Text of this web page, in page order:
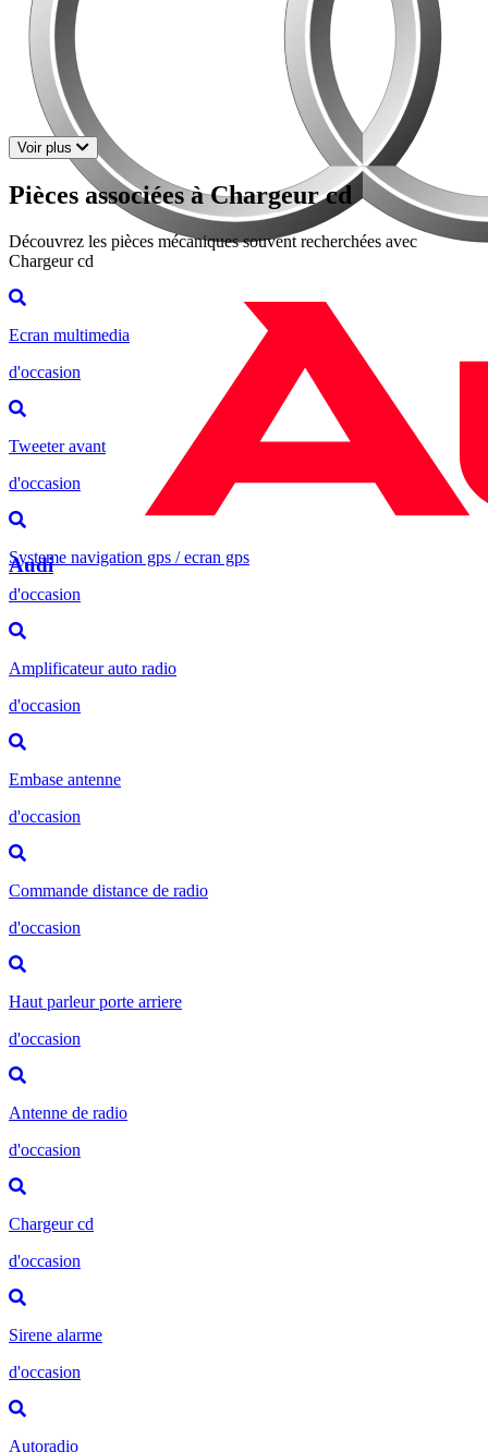
Audi
Voir plus
Pièces associées à Chargeur cd
Découvrez les pièces mécaniques souvent recherchées avec
Chargeur cd
Ecran multimedia
d'occasion
Tweeter avant
d'occasion
Systeme navigation gps / ecran gps
d'occasion
Amplificateur auto radio
d'occasion
Embase antenne
d'occasion
Commande distance de radio
d'occasion
Haut parleur porte arriere
d'occasion
Antenne de radio
d'occasion
Chargeur cd
d'occasion
Sirene alarme
d'occasion
Autoradio